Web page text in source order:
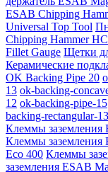
ESAB Chipping
Universal Top Tool
Chipping Hammer
Fillet Gauge Щетки
Керамические
OK Backing Pipe 20
13 ok-backing-
12 ok-backing-pipe-15
backing-rectangular-13
Клеммы заземления
Клеммы заземления
Eco 400 Клеммы
заземления ESAB